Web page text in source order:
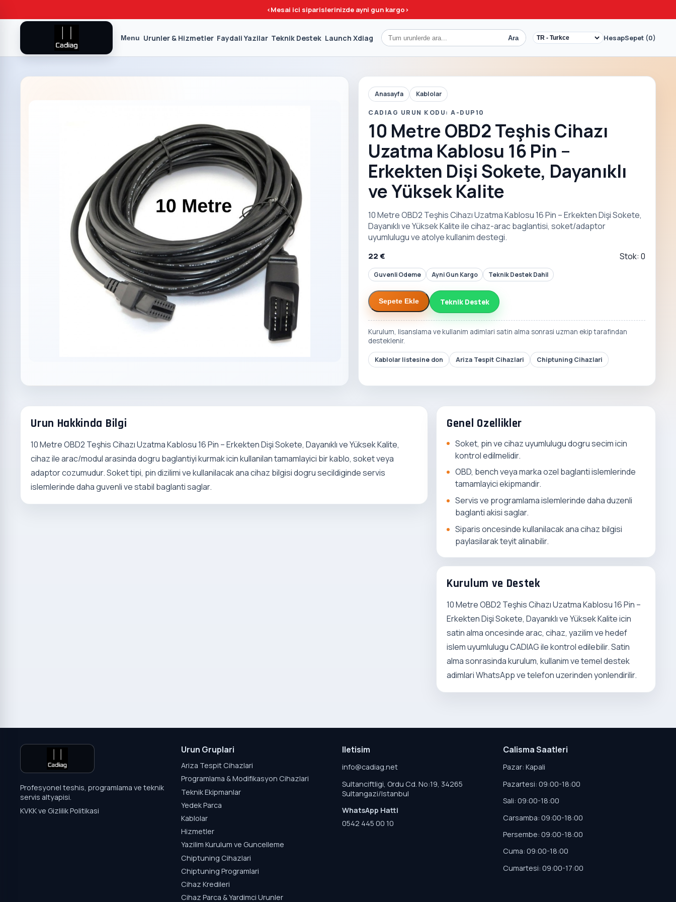
<Mesai ici siparislerinizde ayni gun kargo>
Menu Urunler & Hizmetler Faydali Yazilar Teknik Destek Launch Xdiag Ara HesapSepet (0)
Anasayfa Kablolar
CADIAG URUN KODU: A-DUP10
10 Metre OBD2 Teşhis Cihazı
Uzatma Kablosu 16 Pin –
Erkekten Dişi Sokete, Dayanıklı
ve Yüksek Kalite
10 Metre OBD2 Teşhis Cihazı Uzatma Kablosu 16 Pin – Erkekten Dişi Sokete,
Dayanıklı ve Yüksek Kalite ile cihaz-arac baglantisi, soket/adaptor
uyumlulugu ve atolye kullanim destegi.
22 € Stok: 0
Guvenli Odeme Ayni Gun Kargo Teknik Destek Dahil
Sepete Ekle Teknik Destek
Kurulum, lisanslama ve kullanim adimlari satin alma sonrasi uzman ekip tarafindan
desteklenir.
Kablolar listesine don Ariza Tespit Cihazlari Chiptuning Cihazlari
Urun Hakkinda Bilgi
10 Metre OBD2 Teşhis Cihazı Uzatma Kablosu 16 Pin – Erkekten Dişi Sokete, Dayanıklı ve Yüksek Kalite,
cihaz ile arac/modul arasinda dogru baglantiyi kurmak icin kullanilan tamamlayici bir kablo, soket veya
adaptor cozumudur. Soket tipi, pin dizilimi ve kullanilacak ana cihaz bilgisi dogru secildiginde servis
islemlerinde daha guvenli ve stabil baglanti saglar.
Genel Ozellikler
Soket, pin ve cihaz uyumlulugu dogru secim icin
kontrol edilmelidir.
OBD, bench veya marka ozel baglanti islemlerinde
tamamlayici ekipmandir.
Servis ve programlama islemlerinde daha duzenli
baglanti akisi saglar.
Siparis oncesinde kullanilacak ana cihaz bilgisi
paylasilarak teyit alinabilir.
Kurulum ve Destek
10 Metre OBD2 Teşhis Cihazı Uzatma Kablosu 16 Pin –
Erkekten Dişi Sokete, Dayanıklı ve Yüksek Kalite icin
satin alma oncesinde arac, cihaz, yazilim ve hedef
islem uyumlulugu CADIAG ile kontrol edilebilir. Satin
alma sonrasinda kurulum, kullanim ve temel destek
adimlari WhatsApp ve telefon uzerinden yonlendirilir.
Profesyonel teshis, programlama ve teknik
servis altyapisi.
KVKK ve Gizlilik Politikasi
Urun Gruplari
Ariza Tespit Cihazlari
Programlama & Modifikasyon Cihazlari
Teknik Ekipmanlar
Yedek Parca
Kablolar
Hizmetler
Yazilim Kurulum ve Guncelleme
Chiptuning Cihazlari
Chiptuning Programlari
Cihaz Kredileri
Cihaz Parca & Yardimci Urunler
Iletisim
info@cadiag.net
Sultanciftligi, Ordu Cd. No:19, 34265
Sultangazi/Istanbul
WhatsApp Hatti
0542 445 00 10
Calisma Saatleri
Pazar: Kapali
Pazartesi: 09:00-18:00
Sali: 09:00-18:00
Carsamba: 09:00-18:00
Persembe: 09:00-18:00
Cuma: 09:00-18:00
Cumartesi: 09:00-17:00